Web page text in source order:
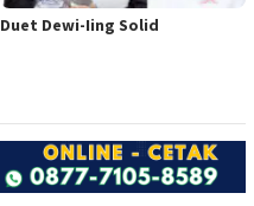
Duet Dewi-Iing Solid